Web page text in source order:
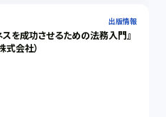
出版情報
を成功させるための法務入門』
式会社）